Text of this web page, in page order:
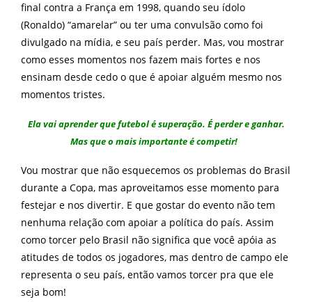
final contra a França em 1998, quando seu ídolo
(Ronaldo) “amarelar” ou ter uma convulsão como foi
divulgado na mídia, e seu país perder. Mas, vou mostrar
como esses momentos nos fazem mais fortes e nos
ensinam desde cedo o que é apoiar alguém mesmo nos
momentos tristes.
Ela vai aprender que futebol é superação. É perder e ganhar.
Mas que o mais importante é competir!
Vou mostrar que não esquecemos os problemas do Brasil
durante a Copa, mas aproveitamos esse momento para
festejar e nos divertir. E que gostar do evento não tem
nenhuma relação com apoiar a política do país. Assim
como torcer pelo Brasil não significa que você apóia as
atitudes de todos os jogadores, mas dentro de campo ele
representa o seu país, então vamos torcer pra que ele
seja bom!